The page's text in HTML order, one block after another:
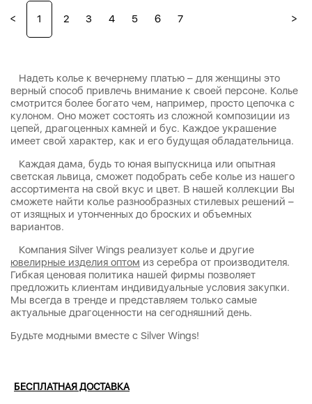
< 1 2 3 4 5 6 7 >
Надеть колье к вечернему платью – для женщины это
верный способ привлечь внимание к своей персоне. Колье
смотрится более богато чем, например, просто цепочка с
кулоном. Оно может состоять из сложной композиции из
цепей, драгоценных камней и бус. Каждое украшение
имеет свой характер, как и его будущая обладательница.
Каждая дама, будь то юная выпускница или опытная
светская львица, сможет подобрать себе колье из нашего
ассортимента на свой вкус и цвет. В нашей коллекции Вы
сможете найти колье разнообразных стилевых решений –
от изящных и утонченных до броских и объемных
вариантов.
Компания Silver Wings реализует колье и другие
ювелирные изделия оптом из серебра от производителя.
Гибкая ценовая политика нашей фирмы позволяет
предложить клиентам индивидуальные условия закупки.
Мы всегда в тренде и представляем только самые
актуальные драгоценности на сегодняшний день.
Будьте модными вместе с Silver Wings!
БЕСПЛАТНАЯ ДОСТАВКА